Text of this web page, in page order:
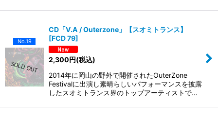
No.19
CD「V.A / Outerzone」【スオミトランス】
[FCD 79]
2,300円(税込)
2014年に岡山の野外で開催されたOuterZone
Festivalに出演し素晴らしいパフォーマンスを披露
したスオミトランス界のトップアーティストで…